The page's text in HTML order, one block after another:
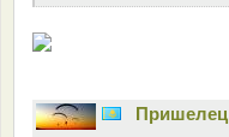
Пришелец